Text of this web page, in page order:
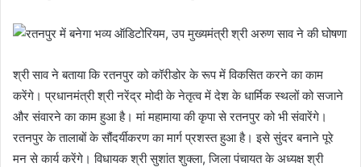
श्री साव ने बताया कि रतनपुर को कॉरीडोर के रूप में विकसित करने का काम
करेंगे। प्रधानमंत्री श्री नरेंद्र मोदी के नेतृत्व में देश के धार्मिक स्थलों को सजाने
और संवारने का काम हुआ है। मां महामाया की कृपा से रतनपुर को भी संवारेंगे।
रतनपुर के तालाबों के सौंदर्यीकरण का मार्ग प्रशस्त हुआ है। इसे सुंदर बनाने पूरे
मन से कार्य करेंगे। विधायक श्री सुशांत शुक्ला, जिला पंचायत के अध्यक्ष श्री